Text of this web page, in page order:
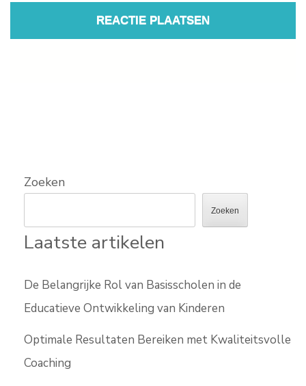
Zoeken
Zoeken
Laatste artikelen
De Belangrijke Rol van Basisscholen in de
Educatieve Ontwikkeling van Kinderen
Optimale Resultaten Bereiken met Kwaliteitsvolle
Coaching